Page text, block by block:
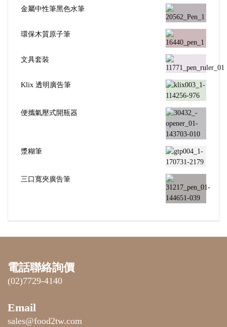
金屬中性筆黑色水筆
環保木質原子筆
文具套裝
Klix 透明廣告筆
便攜氣壓式開瓶器
漿糊筆
三口寬夾廣告筆
電話聯絡詢價
(02)7729-4140
Email
sales@food2tw.com